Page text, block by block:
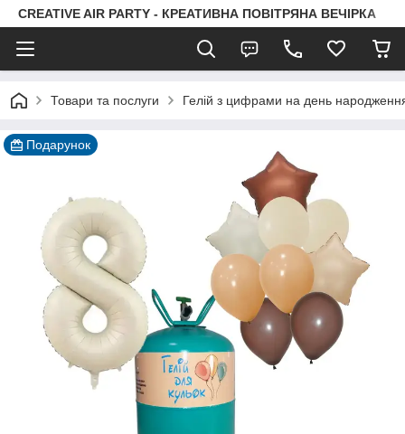
CREATIVE AIR PARTY - КРЕАТИВНА ПОВІТРЯНА ВЕЧІРКА
Товари та послуги Гелій з цифрами на день
Подарунок